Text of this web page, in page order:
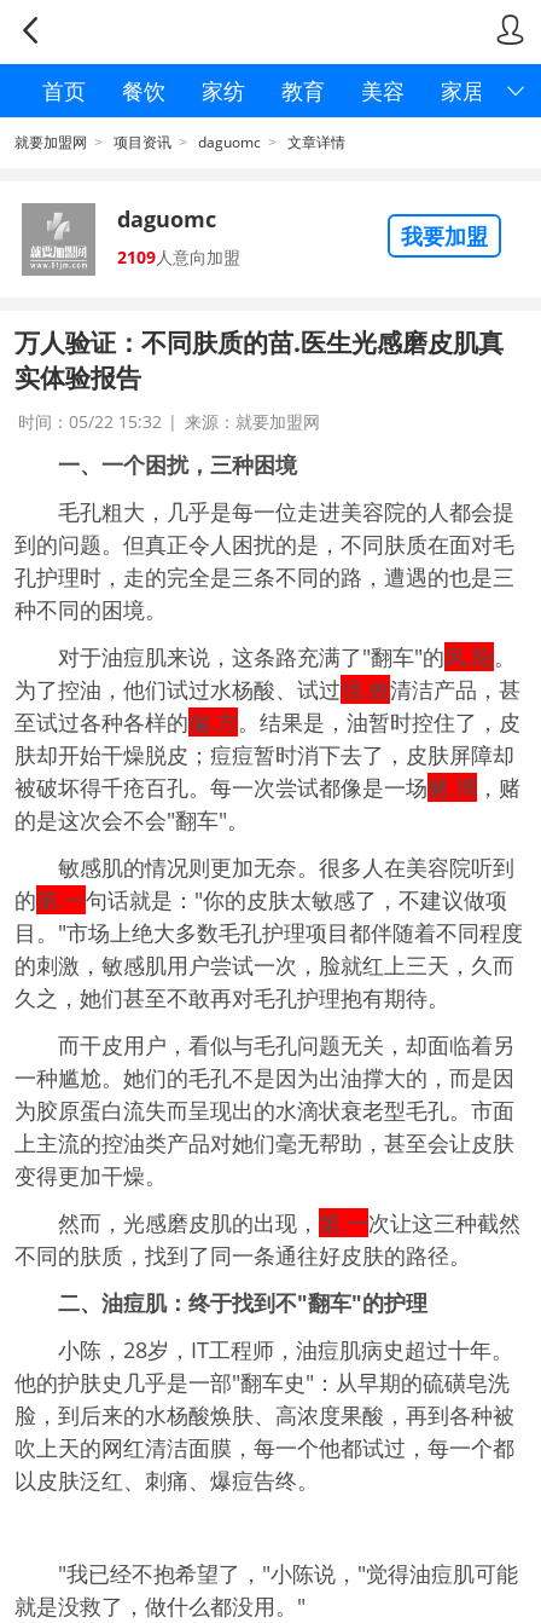



首页 餐饮 家纺 教育 美容 家居
就要加盟网 > 项目资讯 > daguomc > 文章详情
daguomc
2109人意向加盟
我要加盟
万人验证：不同肤质的苗.医生光感磨皮肌真
实体验报告
时间：05/22 15:32 | 来源：就要加盟网
一、一个困扰，三种困境
毛孔粗大，几乎是每一位走进美容院的人都会提
到的问题。但真正令人困扰的是，不同肤质在面对毛
孔护理时，走的完全是三条不同的路，遭遇的也是三
种不同的困境。
对于油痘肌来说，这条路充满了"翻车"的风.险。
为了控油，他们试过水杨酸、试过强.效清洁产品，甚
至试过各种各样的偏.方。结果是，油暂时控住了，皮
肤却开始干燥脱皮；痘痘暂时消下去了，皮肤屏障却
被破坏得千疮百孔。每一次尝试都像是一场赌.博，赌
的是这次会不会"翻车"。
敏感肌的情况则更加无奈。很多人在美容院听到
的第.一句话就是："你的皮肤太敏感了，不建议做项
目。"市场上绝大多数毛孔护理项目都伴随着不同程度
的刺激，敏感肌用户尝试一次，脸就红上三天，久而
久之，她们甚至不敢再对毛孔护理抱有期待。
而干皮用户，看似与毛孔问题无关，却面临着另
一种尴尬。她们的毛孔不是因为出油撑大的，而是因
为胶原蛋白流失而呈现出的水滴状衰老型毛孔。市面
上主流的控油类产品对她们毫无帮助，甚至会让皮肤
变得更加干燥。
然而，光感磨皮肌的出现， 第.一次让这三种截然
不同的肤质，找到了同一条通往好皮肤的路径。
二、油痘肌：终于找到不"翻车"的护理
小陈，28岁，IT工程师，油痘肌病史超过十年。
他的护肤史几乎是一部"翻车史"：从早期的硫磺皂洗
脸，到后来的水杨酸焕肤、高浓度果酸，再到各种被
吹上天的网红清洁面膜，每一个他都试过，每一个都
以皮肤泛红、刺痛、爆痘告终。
"我已经不抱希望了，"小陈说，"觉得油痘肌可能
就是没救了，做什么都没用。"